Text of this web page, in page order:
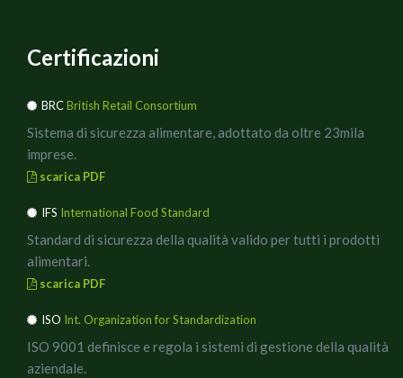
Certificazioni
BRCBritish Retail Consortium
Sistema di sicurezza alimentare, adottato da oltre 23mila
imprese.
scarica PDF
IFS International Food Standard
Standard di sicurezza della qualità valido per tutti i prodotti
alimentari.
scarica PDF
ISO Int. Organization for Standardization
ISO 9001 definisce e regola i sistemi di gestione della qualità
aziendale.